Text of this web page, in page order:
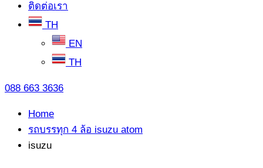
ติดต่อเรา
TH
EN
TH
088 663 3636
Home
รถบรรทุก 4 ล้อ isuzu atom
isuzu